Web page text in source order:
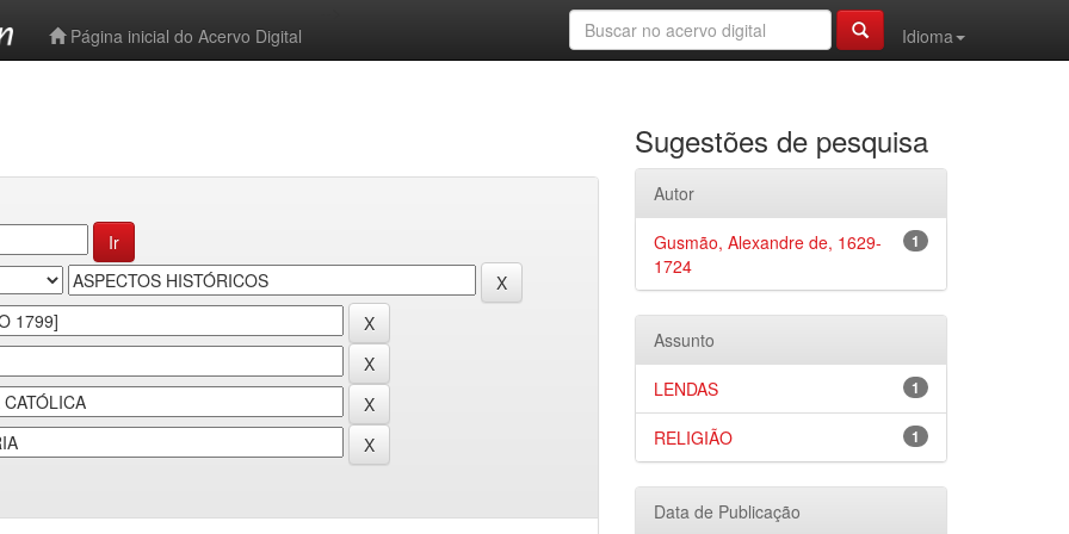
Página inicial do Acervo Digital
Idioma
Sugestões de pesquisa
Autor
1
Gusmão, Alexandre de, 1629-
1724
Assunto
1
LENDAS
1
RELIGIÃO
Data de Publicação